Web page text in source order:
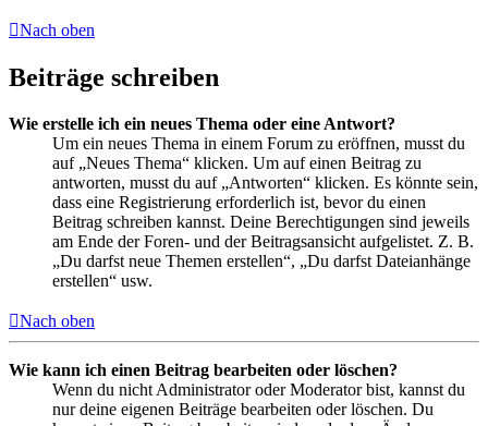
Nach oben
Beiträge schreiben
Wie erstelle ich ein neues Thema oder eine Antwort?
Um ein neues Thema in einem Forum zu eröffnen, musst du
auf „Neues Thema“ klicken. Um auf einen Beitrag zu
antworten, musst du auf „Antworten“ klicken. Es könnte sein,
dass eine Registrierung erforderlich ist, bevor du einen
Beitrag schreiben kannst. Deine Berechtigungen sind jeweils
am Ende der Foren- und der Beitragsansicht aufgelistet. Z. B.
„Du darfst neue Themen erstellen“, „Du darfst Dateianhänge
erstellen“ usw.
Nach oben
Wie kann ich einen Beitrag bearbeiten oder löschen?
Wenn du nicht Administrator oder Moderator bist, kannst du
nur deine eigenen Beiträge bearbeiten oder löschen. Du